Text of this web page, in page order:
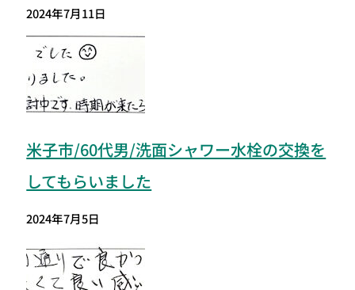
2024年7月11日
米子市/60代男/洗面シャワー水栓の交換を
してもらいました
2024年7月5日